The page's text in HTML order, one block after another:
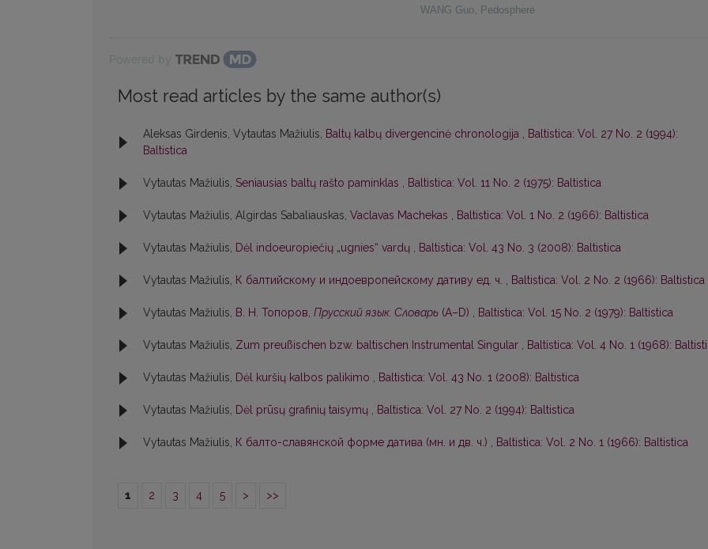
WANG Guo, Pedosphere
Most read articles by the same author(s)
Aleksas Girdenis, Vytautas Mažiulis, Baltų kalbų divergencinė chronologija , Baltistica: Vol. 27 No. 2 (1994):
Baltistica
Vytautas Mažiulis, Seniausias baltų rašto paminklas , Baltistica: Vol. 11 No. 2 (1975): Baltistica
Vytautas Mažiulis, Algirdas Sabaliauskas, Vaclavas Machekas , Baltistica: Vol. 1 No. 2 (1966): Baltistica
Vytautas Mažiulis, Dėl indoeuropiečių „ugnies“ vardų , Baltistica: Vol. 43 No. 3 (2008): Baltistica
Vytautas Mažiulis, К балтийскому и индоевропейскому дативу ед. ч. , Baltistica: Vol. 2 No. 2 (1966): Baltistica
Vytautas Mažiulis, В. Н. Топоров, Прусский язык. Словарь (А–D) , Baltistica: Vol. 15 No. 2 (1979): Baltistica
Vytautas Mažiulis, Zum preußischen bzw. baltischen Instrumental Singular , Baltistica: Vol. 4 No. 1 (1968):
Vytautas Mažiulis, Dėl kuršių kalbos palikimo , Baltistica: Vol. 43 No. 1 (2008): Baltistica
Vytautas Mažiulis, Dėl prūsų grafinių taisymų , Baltistica: Vol. 27 No. 2 (1994): Baltistica
Vytautas Mažiulis, К балто-славянской форме датива (мн. и дв. ч.) , Baltistica: Vol. 2 No. 1 (1966): Baltistica
1 2 3 4 5 > >>